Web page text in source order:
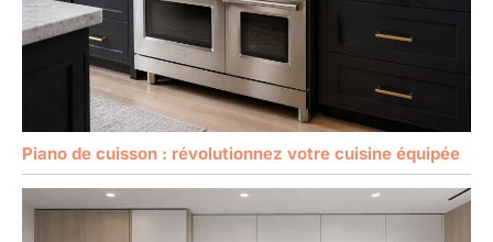
Piano de cuisson : révolutionnez votre cuisine équipée